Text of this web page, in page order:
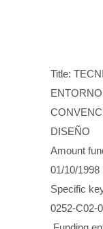
Title:
DISEÑO
Amount
01/10/1998
Specific
0252-C02-